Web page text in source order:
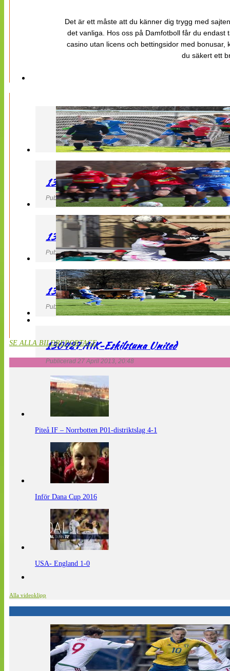
Det är ett måste att du känner dig trygg med
det vanliga. Hos oss på Damfotboll får du
casino utan licens och bettingsidor med
du säkert ett
130427 LB 07 – QBIK
Publicerad 27 April 2013, 22:40
130427 IF Limhamn Bunkeflo – QBIK
Publicerad 27 April 2013, 21:10
130427 LdB FC Malmö – Mallbackens IF
Publicerad 27 April 2013, 20:54
130427 AIK-Eskilstuna United
Publicerad 27 April 2013, 20:48
SE ALLA BILDREPORTAGE
Piteå IF – Norrbotten P01-distriktslag 4-1
Inför Dana Cup 2016
USA- England 1-0
Alla videoklipp